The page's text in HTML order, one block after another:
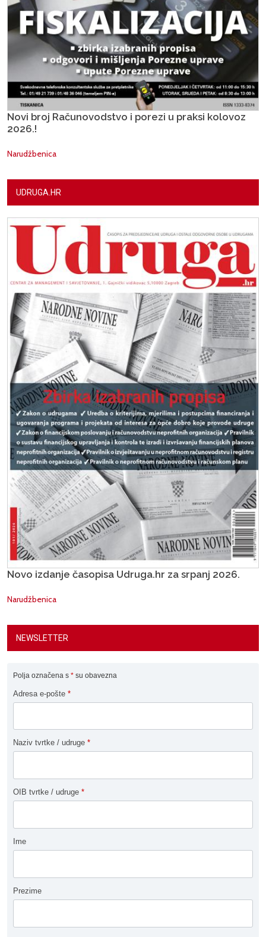
Novi broj Računovodstvo i porezi u praksi kolovoz
2026.!
Narudžbenica
UDRUGA.HR
Novo izdanje časopisa Udruga.hr za srpanj 2026.
Narudžbenica
NEWSLETTER
Polja označena s * su obavezna
Adresa e-pošte *
Naziv tvrtke / udruge *
OIB tvrtke / udruge *
Ime
Prezime